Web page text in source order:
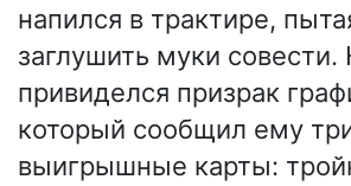
напился в трактире,
заглушить муки
привиделся призрак
который сообщил ему
выигрышные карты: